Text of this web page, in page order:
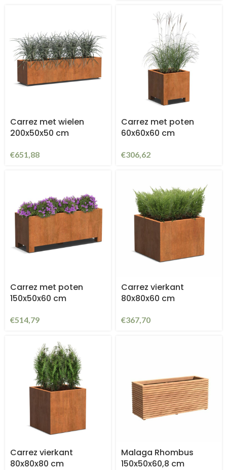
Carrez met wielen
200x50x50 cm
€651,88
Carrez met poten
60x60x60 cm
€306,62
Carrez met poten
150x50x60 cm
€514,79
Carrez vierkant
80x80x60 cm
€367,70
Carrez vierkant
80x80x80 cm
Malaga Rhombus
150x50x60,8 cm